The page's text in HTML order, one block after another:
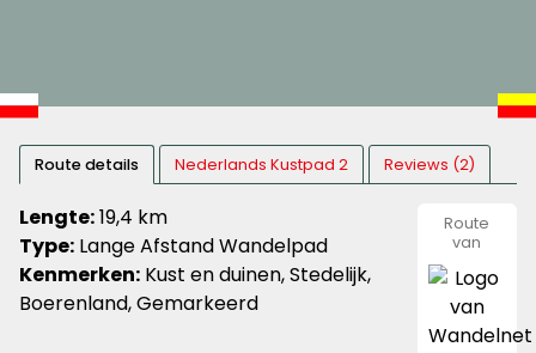
Route details Nederlands Kustpad 2 Reviews (2)
Lengte:19,4 km
Type: Lange Afstand Wandelpad
Kenmerken: Kust en duinen, Stedelijk,
Boerenland, Gemarkeerd
Route
van
&
Nivon